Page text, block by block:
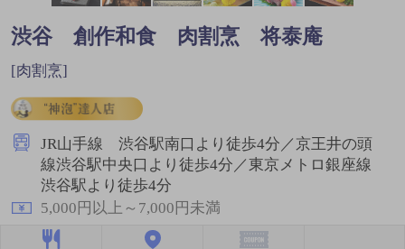
渋谷 創作和食 肉割烹 将泰庵
[肉割烹]
JR山手線 渋谷駅南口より徒歩4分／京王井の頭
線渋谷駅中央口より徒歩4分／東京メトロ銀座線
渋谷駅より徒歩4分
5,000円以上～7,000円未満